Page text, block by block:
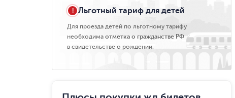
Льготный тариф для детей
Для проезда детей по льготному тарифу
необходима отметка о гражданстве РФ
в свидетельстве о рождении.